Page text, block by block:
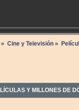
Cine y Televisión»
Y MILLONES DE